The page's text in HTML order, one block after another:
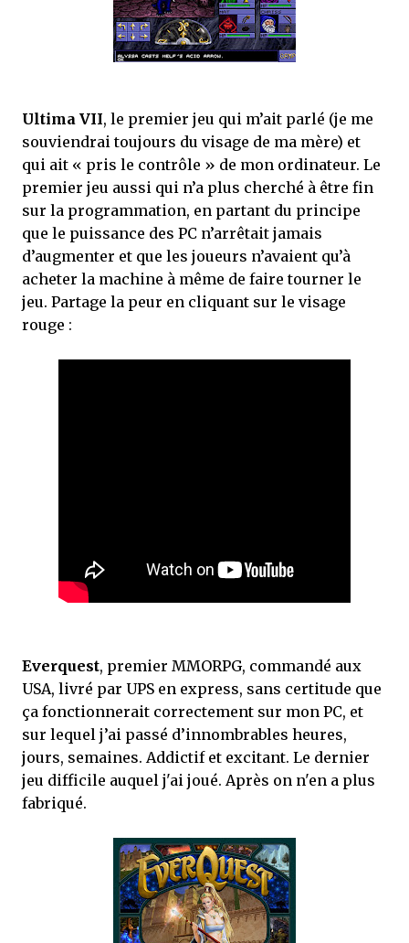
Ultima VII, le premier jeu qui m’ait parlé (je me
souviendrai toujours du visage de ma mère) et
qui ait « pris le contrôle » de mon ordinateur. Le
premier jeu aussi qui n’a plus cherché à être fin
sur la programmation, en partant du principe
que le puissance des PC n’arrêtait jamais
d’augmenter et que les joueurs n’avaient qu’à
acheter la machine à même de faire tourner le
jeu. Partage la peur en cliquant sur le visage
rouge :
Everquest, premier MMORPG, commandé aux
USA, livré par UPS en express, sans certitude que
ça fonctionnerait correctement sur mon PC, et
sur lequel j’ai passé d’innombrables heures,
jours, semaines. Addictif et excitant. Le dernier
jeu difficile auquel j'ai joué. Après on n'en a plus
fabriqué.